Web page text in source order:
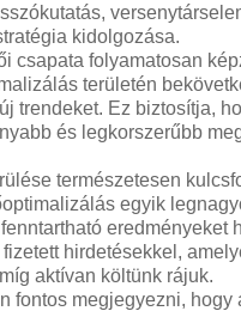
kidolgozása.
csapata folyamatosan
területén
trendeket. Ez biztosítja,
és legkorszerűbb
természetesen
egyik
eredményeket
hirdetésekkel,
aktívan költünk rájuk.
fontos megjegyezni, hogy